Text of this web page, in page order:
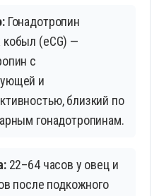
Гонадотропин
(eCG) —
с
и
близкий по
гонадотропинам.
22–64 часов у овец и
после подкожного